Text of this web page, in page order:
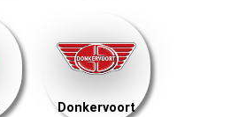
Donkervoort